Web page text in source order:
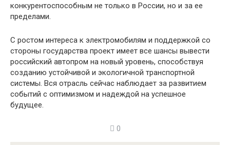
конкурентоспособным не только в России, но и за ее
пределами.
С ростом интереса к электромобилям и поддержкой со
стороны государства проект имеет все шансы вывести
российский автопром на новый уровень, способствуя
созданию устойчивой и экологичной транспортной
системы. Вся отрасль сейчас наблюдает за развитием
событий с оптимизмом и надеждой на успешное
будущее.
0